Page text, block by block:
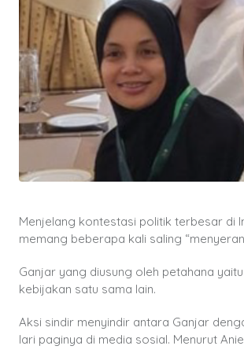
Menjelang kontestasi politik terbesar di
memang beberapa kali saling
Ganjar yang diusung oleh petahana
kebijakan satu sama lain.
Aksi sindir menyindir antara Ganjar
lari paginya di media sosial. Menurut